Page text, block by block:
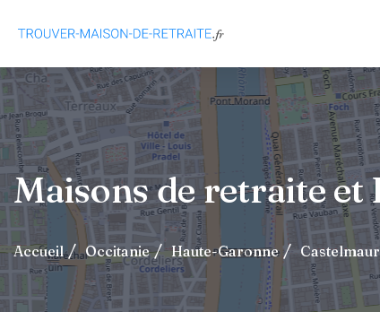
Maisons de retraite et
Accueil Occitanie Haute-Garonne